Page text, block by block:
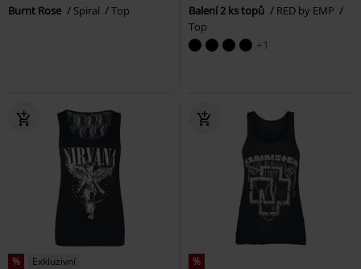
Burnt Rose Spiral Top Balení 2 ks topů
RED by EMP
Top
+1
% Exkluzivní %